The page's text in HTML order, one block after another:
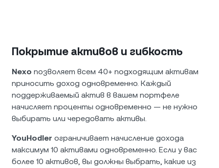
Покрытие активов и гибкость
Nexo позволяет всем 40+ подходящим активам
приносить доход одновременно. Каждый
поддерживаемый актив в вашем портфеле
начисляет проценты одновременно — не нужно
выбирать или чередовать активы.
YouHodler ограничивает начисление дохода
максимум 10 активами одновременно. Если у вас
более 10 активов, вы должны выбрать, какие из